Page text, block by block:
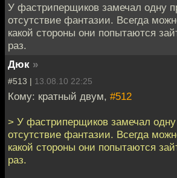
У фастриперщиков замечал одну
отсутствие фантазии. Всегда
какой стороны они попытаются
раз.
Дюк »
#513 | 13.08.10 22:25
Кому: кратный двум, #512
> У фастриперщиков замечал
отсутствие фантазии. Всегда
какой стороны они попытаются
раз.